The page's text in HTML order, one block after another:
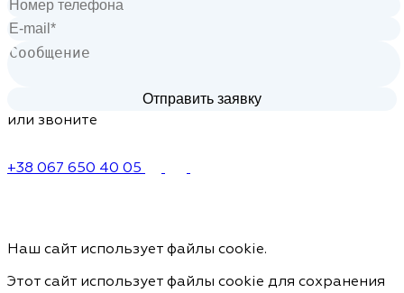
или звоните
+38 067 650 40 05
Наш сайт использует файлы cookie.
Этот сайт использует файлы cookie для сохранения